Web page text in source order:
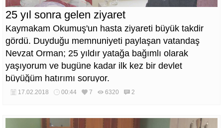
25 yıl sonra gelen ziyaret
Kaymakam Okumuş'un hasta ziyareti büyük takdir
gördü. Duyduğu memnuniyeti paylaşan vatandaş
Nevzat Orman; 25 yıldır yatağa bağımlı olarak
yaşıyorum ve bugüne kadar ilk kez bir devlet
büyüğüm hatırımı soruyor.
17.02.2018 00:44 7 6320 2